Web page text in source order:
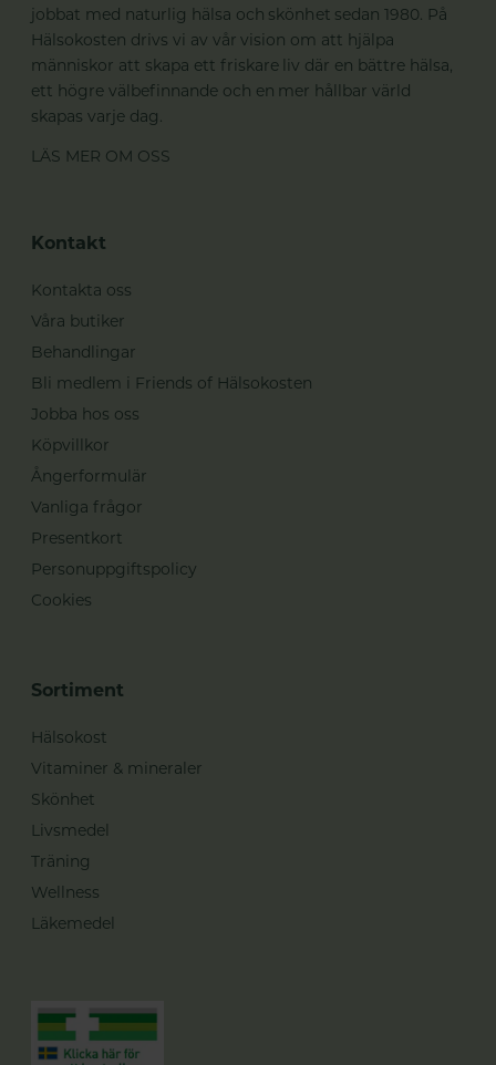
jobbat med naturlig hälsa och skönhet sedan 1980. På
Hälsokosten drivs vi av vår vision om att hjälpa
människor att skapa ett friskare liv där en bättre hälsa,
ett högre välbefinnande och en mer hållbar värld
skapas varje dag.
LÄS MER OM OSS
Kontakt
Kontakta oss
Våra butiker
Behandlingar
Bli medlem i Friends of Hälsokosten
Jobba hos oss
Köpvillkor
Ångerformulär
Vanliga frågor
Presentkort
Personuppgiftspolicy
Cookies
Sortiment
Hälsokost
Vitaminer & mineraler
Skönhet
Livsmedel
Träning
Wellness
Läkemedel